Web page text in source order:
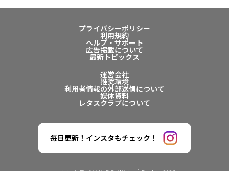
プライバシーポリシー
利用規約
ヘルプ・サポート
広告掲載について
最新トピックス
運営会社
推奨環境
利用者情報の外部送信について
媒体資料
レタスクラブについて
毎日更新！インスタもチェック！